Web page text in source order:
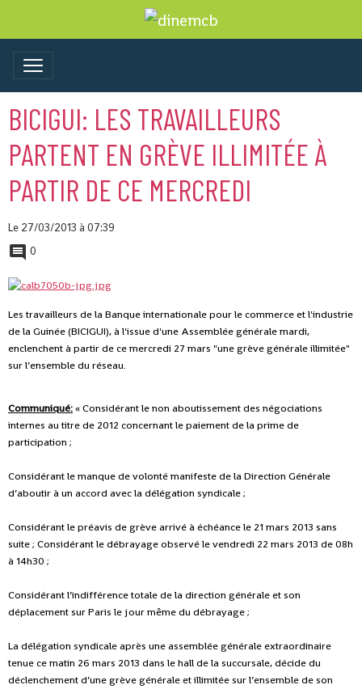
BICIGUI: LES TRAVAILLEURS
PARTENT EN GRÈVE ILLIMITÉE À
PARTIR DE CE MERCREDI
Le 27/03/2013 à 07:39
0
Les travailleurs de la Banque internationale pour le commerce et l'industrie
de la Guinée (BICIGUI), à l'issue d'une Assemblée générale mardi,
enclenchent à partir de ce mercredi 27 mars "une grève générale illimitée"
sur l’ensemble du réseau.
Communiqué:« Considérant le non aboutissement des négociations
internes au titre de 2012 concernant le paiement de la prime de
participation ;
Considérant le manque de volonté manifeste de la Direction Générale
d’aboutir à un accord avec la délégation syndicale ;
Considérant le préavis de grève arrivé à échéance le 21 mars 2013 sans
suite ; Considérant le débrayage observé le vendredi 22 mars 2013 de 08h
à 14h30 ;
Considérant l’indifférence totale de la direction générale et son
déplacement sur Paris le jour même du débrayage ;
La délégation syndicale après une assemblée générale extraordinaire
tenue ce matin 26 mars 2013 dans le hall de la succursale, décide du
déclenchement d’une grève générale et illimitée sur l’ensemble de son